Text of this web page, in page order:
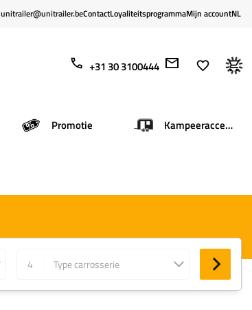
unitrailer@unitrailer.beContactLoyaliteitsprogrammaMijn accountNL
+31 30 3100444
Promotie Kampeeraccessoires
4 Type carrosserie